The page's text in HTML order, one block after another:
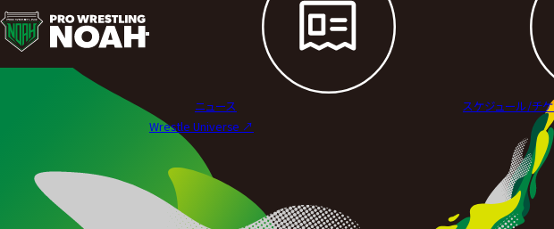
ニ
ュ
ニュース スケジュール/チケ
Wrestle Universe ↗︎